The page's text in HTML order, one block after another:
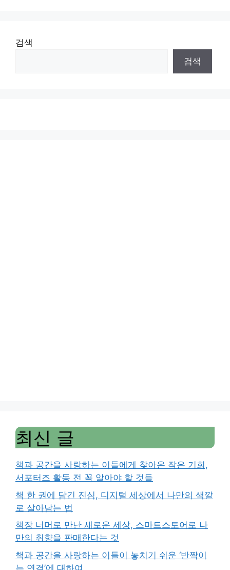
검색
검색
최신 글
책과 공간을 사랑하는 이들에게 찾아온 작은 기회,
서포터즈 활동 전 꼭 알아야 할 것들
책 한 권에 담긴 진심, 디지털 세상에서 나만의 색깔
로 살아남는 법
책장 너머로 만난 새로운 세상, 스마트스토어로 나
만의 취향을 판매한다는 것
책과 공간을 사랑하는 이들이 놓치기 쉬운 ‘반짝이
는 연결’에 대하여